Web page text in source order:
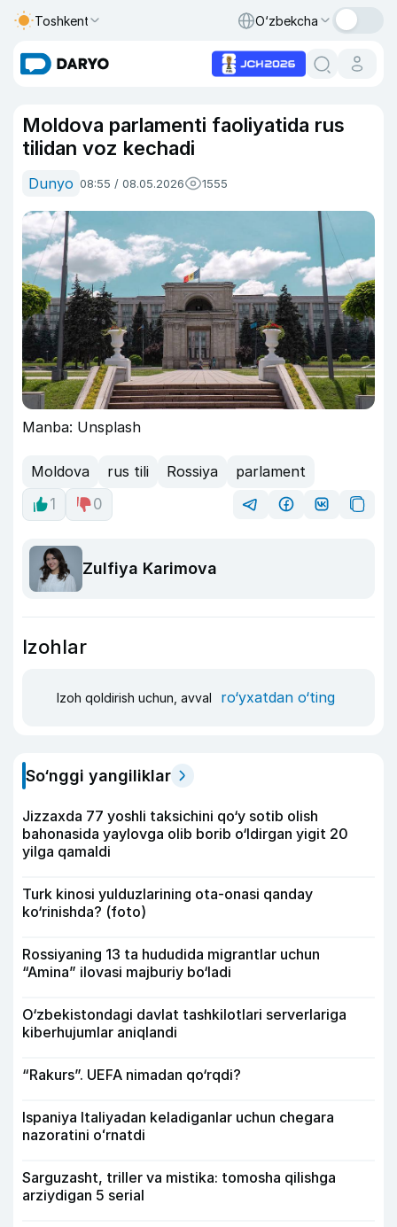
Toshkent O‘zbekcha
Moldova parlamenti faoliyatida rus
tilidan voz kechadi
Dunyo 08:55 / 08.05.2026 1555
Manba: Unsplash
Moldova rus tili Rossiya
parlament
1
0
Zulfiya Karimova
Izohlar
Izoh qoldirish uchun, avval ro‘yxatdan o‘ting
So‘nggi yangiliklar
Jizzaxda 77 yoshli taksichini qo‘y sotib olish
bahonasida yaylovga olib borib o‘ldirgan yigit 20
yilga qamaldi
Turk kinosi yulduzlarining ota-onasi qanday
ko‘rinishda? (foto)
Rossiyaning 13 ta hududida migrantlar uchun
“Amina” ilovasi majburiy bo‘ladi
O‘zbekistondagi davlat tashkilotlari serverlariga
kiberhujumlar aniqlandi
“Rakurs”. UEFA nimadan qo‘rqdi?
Ispaniya Italiyadan keladiganlar uchun chegara
nazoratini oʻrnatdi
Sarguzasht, triller va mistika: tomosha qilishga
arziydigan 5 serial